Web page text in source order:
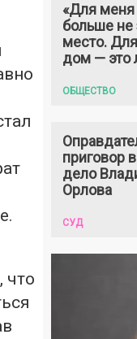
что
«Для
больше не
место.
дом — это
ОБЩЕСТВО
приговор
дело
Орлова
СУД